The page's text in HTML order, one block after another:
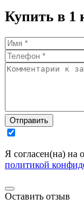
Купить в 1
Отправить
Я согласен(на) на
политикой
Оставить отзыв